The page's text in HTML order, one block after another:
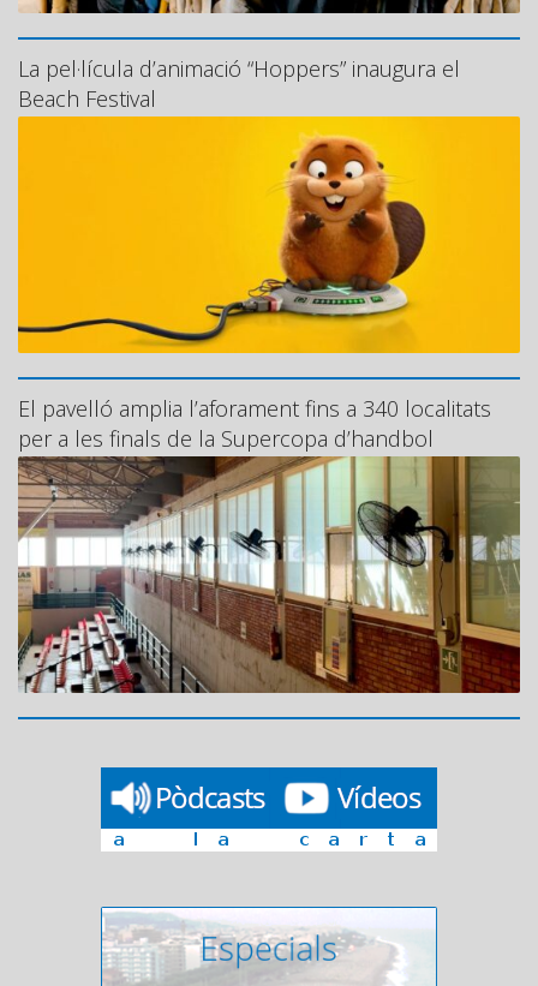
La pel·lícula d’animació “Hoppers” inaugura el
Beach Festival
El pavelló amplia l’aforament fins a 340 localitats
per a les finals de la Supercopa d’handbol